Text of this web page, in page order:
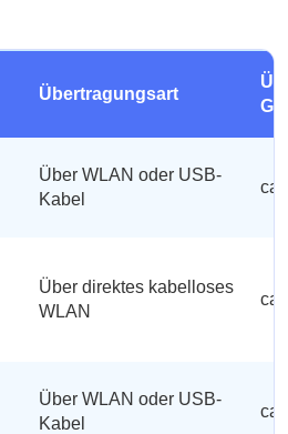
Übertragungsart
Über WLAN oder USB-
Kabel
ca.
Über direktes kabelloses
WLAN
ca.
Über WLAN oder USB-
Kabel
ca.